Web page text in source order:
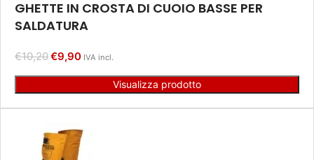
GHETTE IN CROSTA DI CUOIO BASSE PER
SALDATURA
€10,20€9,90 IVA incl.
Visualizza prodotto